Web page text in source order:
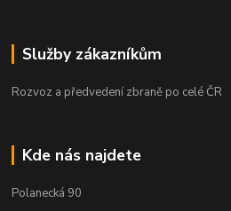
Služby zákazníkům
Rozvoz a předvedení zbraně po celé ČR
Kde nás najdete
Polanecká 90